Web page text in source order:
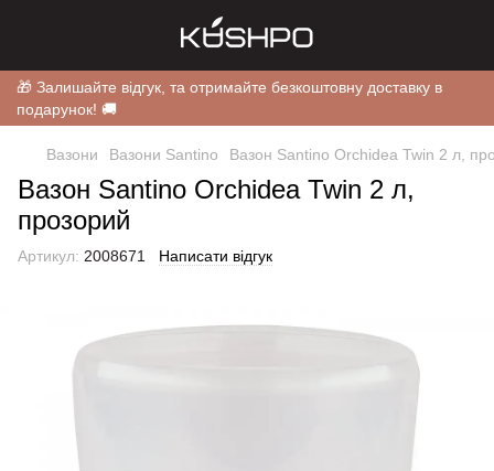
🎁 Залишайте відгук, та отримайте безкоштовну доставку в
подарунок! 🚚
Вазони Вазони Santino Вазон Santino Orchidea Twin 2 л,
Вазон Santino Orchidea Twin 2 л,
прозорий
Артикул: 2008671 Написати відгук